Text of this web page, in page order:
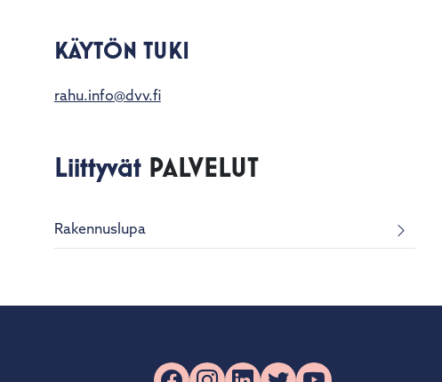
KÄYTÖN TUKI
rahu.info@dvv.fi
Liittyvät PALVELUT
Rakennuslupa